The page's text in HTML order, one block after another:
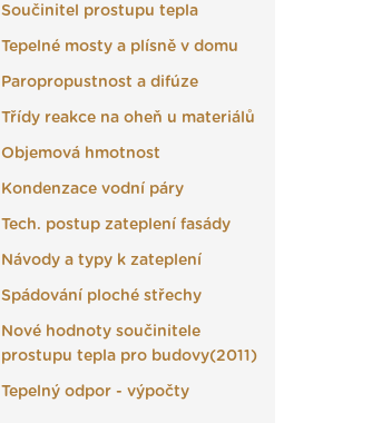
Součinitel prostupu tepla
Tepelné mosty a plísně v domu
Paropropustnost a difúze
Třídy reakce na oheň u materiálů
Objemová hmotnost
Kondenzace vodní páry
Tech. postup zateplení fasády
Návody a typy k zateplení
Spádování ploché střechy
Nové hodnoty součinitele
prostupu tepla pro budovy(2011)
Tepelný odpor - výpočty